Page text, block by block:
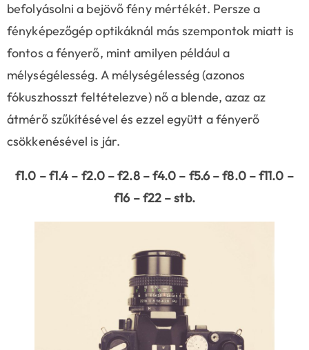
befolyásolni a bejövő fény mértékét. Persze a
fényképezőgép optikáknál más szempontok miatt is
fontos a fényerő, mint amilyen például a
mélységélesség. A mélységélesség (azonos
fókuszhosszt feltételezve) nő a blende, azaz az
átmérő szűkítésével és ezzel együtt a fényerő
csökkenésével is jár.
f1.0 – f1.4 – f2.0 – f2.8 – f4.0 – f5.6 – f8.0 – f11.0 –
f16 – f22 – stb.